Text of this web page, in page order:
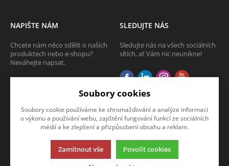
NAPIŠTE NÁM
Chcete nám něco sdělit o našich
produktech nebo e-shopu?
Neváhejte napsat.
SLEDUJTE NÁS
Sledujte nás na všech sociálních
sítích, ať Vám nic neunikne!
Tato stránka používá soubory cookies. Klikněte pro více informací.
Soubory cookies
Soubory cookie používáme ke shromažďování a analýze informací
o výkonu a používání webu, zajištění fungování funkcí ze sociálních
médií a ke zlepšení a přizpůsobení obsahu a reklam.
Zamítnout vše Povolit cookies